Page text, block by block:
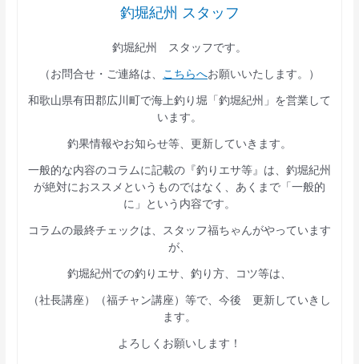
釣堀紀州 スタッフ
釣堀紀州 スタッフです。
（お問合せ・ご連絡は、 こちらへお願いいたします。）
和歌山県有田郡広川町で海上釣り堀「釣堀紀州」を営業して
います。
釣果情報やお知らせ等、更新していきます。
一般的な内容のコラムに記載の『釣りエサ等』は、釣堀紀州
が絶対におススメというものではなく、あくまで「一般的
に」という内容です。
コラムの最終チェックは、スタッフ福ちゃんがやっています
が、
釣堀紀州での釣りエサ、釣り方、コツ等は、
（社長講座）（福チャン講座）等で、今後 更新していきし
ます。
よろしくお願いします！